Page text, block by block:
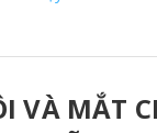
VÀ MẮT